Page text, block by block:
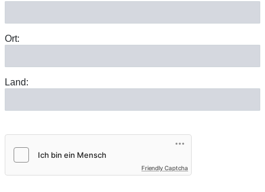
Ort:
Land:
Friendly Captcha